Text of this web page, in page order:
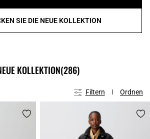
SIE DIE NEUE KOLLEKTION
KOLLEKTION(286)
Filtern Ordnen